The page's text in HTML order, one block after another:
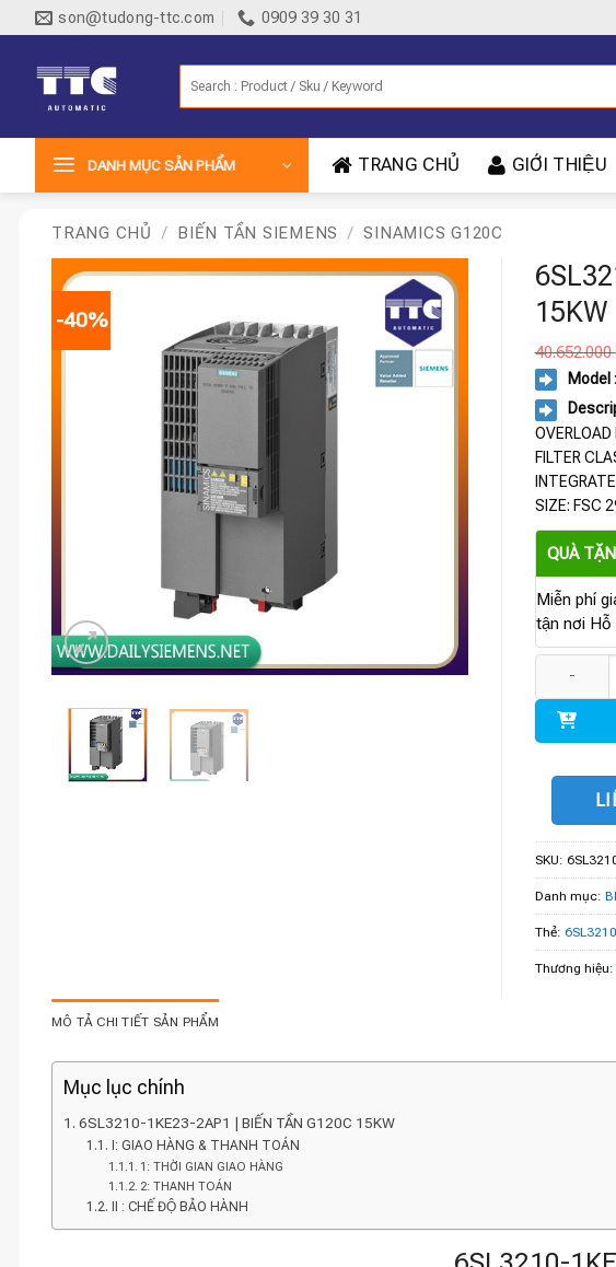
qua
son@tudong-ttc.com 0909 39 30 31
DANH MỤC SẢN PHẨM TRANG CHỦ GIỚI THIỆU
TRANG CHỦ / BIẾN TẦN SIEMENS / SINAMICS G120C
-40%
15KW
40.652.000
Model
FILTER
SIZE: FSC
QUÀ
Miễn phí
tận nơi Hỗ
SKU:
Danh mục:
Thẻ:
Thương hiệu:
MÔ TẢ CHI TIẾT SẢN PHẨM
Mục lục chính
6SL3210-1KE23-2AP1 | BIẾN TẦN G120C 15KW
I: GIAO HÀNG & THANH TOÁN
1: THỜI GIAN GIAO HÀNG
2: THANH TOÁN
II : CHẾ ĐỘ BẢO HÀNH